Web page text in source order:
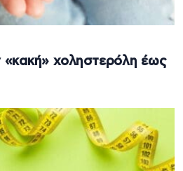
«κακή» χοληστερόλη έως